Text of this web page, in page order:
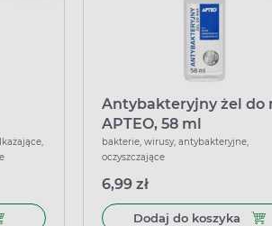
do koszyka Tribactic, płyn do
Antybakteryjny żel do
APTEO, 58 ml
bakterie, wirusy, antybakteryjne,
oczyszczające
6,99 zł
Dodaj do koszyka